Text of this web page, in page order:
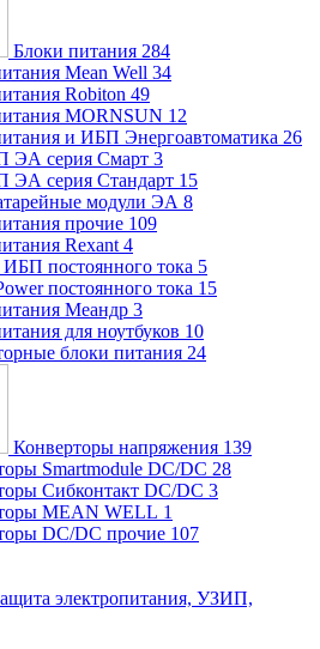
Блоки питания 284
Mean Well 34
Robiton 49
MORNSUN 12
и ИБП Энергоавтоматика 26
ЭА серия Смарт 3
ЭА серия Стандарт 15
модули ЭА 8
прочие 109
Rexant 4
постоянного тока 5
постоянного тока 15
Меандр 3
для ноутбуков 10
блоки питания 24
Конверторы напряжения 139
Smartmodule DC/DC 28
Сибконтакт DC/DC 3
MEAN WELL 1
DC/DC прочие 107
электропитания, УЗИП,